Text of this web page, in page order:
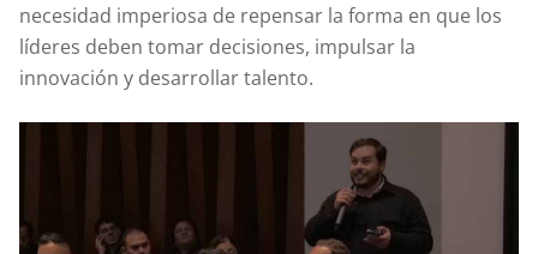
necesidad imperiosa de repensar la forma en que los
líderes deben tomar decisiones, impulsar la
innovación y desarrollar talento.